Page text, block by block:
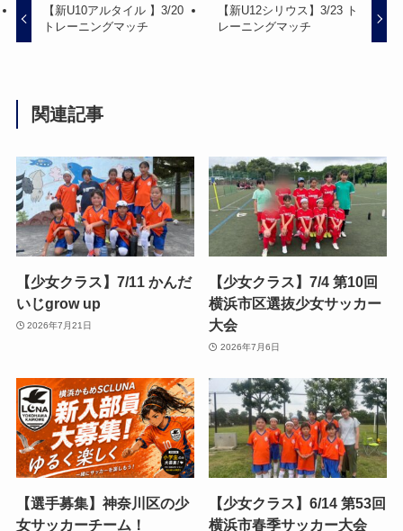
【新U10アルタイル 】3/20
トレーニングマッチ
【新U12シリウス】3/23 ト
レーニングマッチ
関連記事
【少女クラス】7/11 かんだ
いじgrow up
2026年7月21日
【少女クラス】7/4 第10回
横浜市区選抜少女サッカー
大会
2026年7月6日
【選手募集】神奈川区の少
女サッカーチーム！
【少女クラス】6/14 第53回
横浜市春季サッカー大会